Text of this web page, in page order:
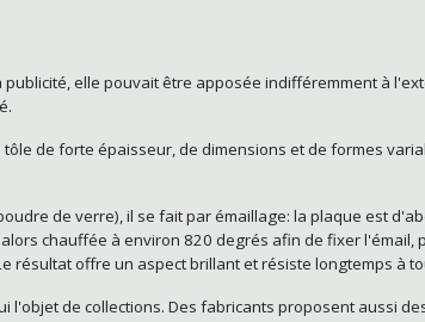
elle pouvait être apposée indifféremment à
de forte épaisseur, de dimensions et de formes
de verre), il se fait par émaillage: la plaque est
chauffée à environ 820 degrés afin de fixer
résultat offre un aspect brillant et résiste longtemps à
l'objet de collections. Des fabricants proposent aussi